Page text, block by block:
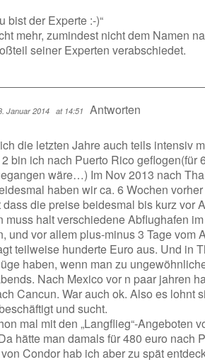
bist der Experte :-)“
mehr, zumindest nicht dem Namen
seiner Experten verabschiedet.
Januar 2014 at 14:51
Antworten
die letzten Jahre auch teils intensiv
bin ich nach Puerto Rico geflogen(für
wäre…) Im Nov 2013 nach
haben wir ca. 6 Wochen
dass die preise beidesmal bis kurz vor
muss halt verschiedene Abflughafen
und vor allem plus-minus 3 Tage vom
teilweise hunderte Euro aus. Und in
haben, wenn man zu
Nach Mexico vor n paar jahren
Cancun. War auch ok. Also es lohnt
und sucht.
mal mit den „Langflieg“-Angeboten
hätte man damals für 480 euro nach
Condor hab ich aber zu spät